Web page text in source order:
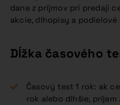
dane z príjmov pri predaji
akcie, dlhopisy a podielové
Dĺžka časového
Časový test 1 rok: ak
rok alebo dlhšie, príjem